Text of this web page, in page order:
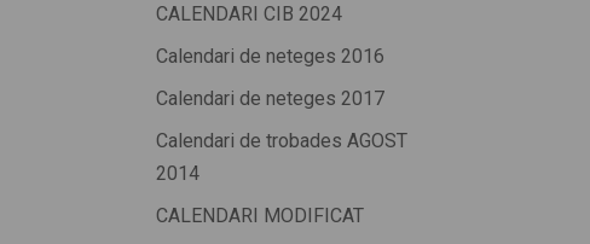
CALENDARI CIB 2024
Calendari de neteges 2016
Calendari de neteges 2017
Calendari de trobades AGOST
2014
CALENDARI MODIFICAT